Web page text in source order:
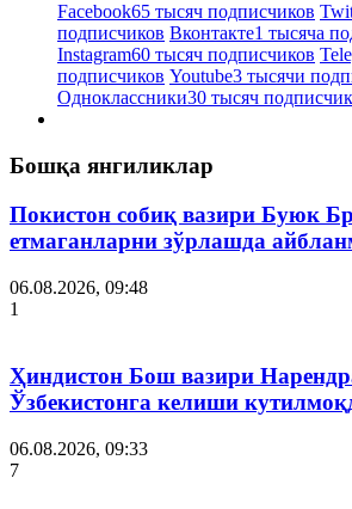
Facebook65 тысяч подписчиков
подписчиков Вконтакте1 тысяча
Instagram60 тысяч подписчиков
подписчиков Youtube3 тысячи
Одноклассники30 тысяч
Бошқа янгиликлар
Покистон собиқ вазири Буюк
етмаганларни зўрлашда
06.08.2026, 09:48
1
Ҳиндистон Бош вазири
Ўзбекистонга келиши
06.08.2026, 09:33
7